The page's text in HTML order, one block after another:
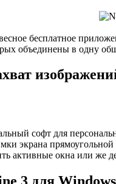
бесплатное
объединены в одну
софт для
экрана
активные окна или же